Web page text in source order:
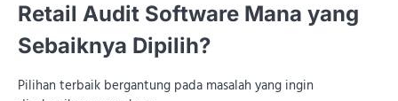
Retail Audit Software Mana yang
Sebaiknya Dipilih?
Pilihan terbaik bergantung pada masalah yang ingin